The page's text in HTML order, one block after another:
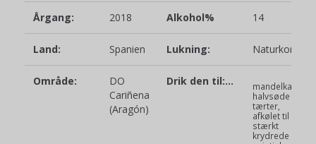
Årgang: 2018 Alkohol% 14
Land: Spanien Lukning: Naturkork
Område:
DO
Cariñena
(Aragón)
Drik den til:…
mandelkage,
halvsøde
tærter,
afkølet til
stærkt
krydrede